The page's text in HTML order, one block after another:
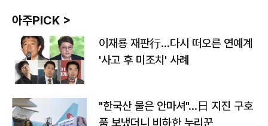
아주PICK >
이재룡 재판行…다시 떠오른 연예계
'사고 후 미조치' 사례
"한국산 물은 안마셔"…日 지진 구호
품 보냈더니 비하한 누리꾼